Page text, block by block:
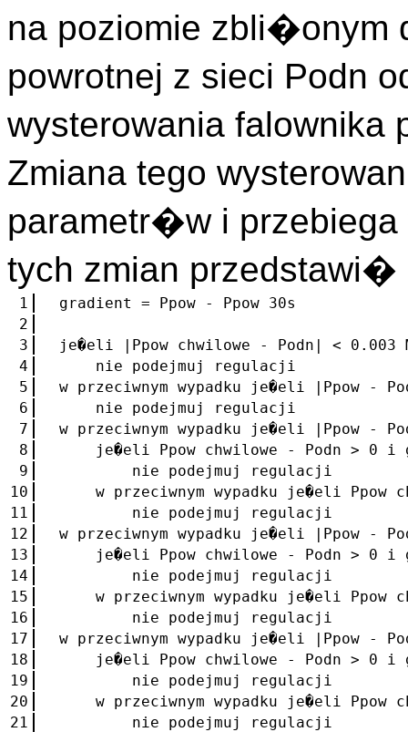
na poziomie zbli�onym
powrotnej z sieci Podn
wysterowania
Zmiana tego
parametr�w i przebiega
tych zmian
1
gradient = Ppow - Ppow 30s
2
3
je�eli |Ppow chwilowe - Podn| < 0.003
4
nie podejmuj regulacji
5
w przeciwnym wypadku je�eli |Ppow -
6
nie podejmuj regulacji
7
w przeciwnym wypadku je�eli |Ppow -
8
je�eli Ppow chwilowe - Podn > 0 i
9
nie podejmuj regulacji
10
w przeciwnym wypadku je�eli Ppow
11
nie podejmuj regulacji
12
w przeciwnym wypadku je�eli |Ppow -
13
je�eli Ppow chwilowe - Podn > 0 i
14
nie podejmuj regulacji
15
w przeciwnym wypadku je�eli Ppow
16
nie podejmuj regulacji
17
w przeciwnym wypadku je�eli |Ppow -
18
je�eli Ppow chwilowe - Podn > 0 i
19
nie podejmuj regulacji
20
w przeciwnym wypadku je�eli Ppow
21
nie podejmuj regulacji